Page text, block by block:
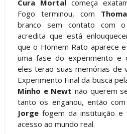
Cura Mortalcomeça
Fogo terminou, com
branco sem contato com
acredita que está
que o Homem Rato aparece
uma fase do experimento e
eles terão suas memórias de
Experimento Final da busca
Minho e Newt não querem
tanto os enganou, então
Jorgefogem da instituição e
acesso ao mundo real.